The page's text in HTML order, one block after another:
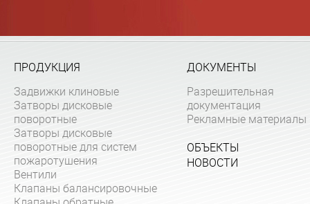
ПРОДУКЦИЯ
Задвижки клиновые
Затворы дисковые
поворотные
Затворы дисковые
поворотные для систем
пожаротушения
Вентили
Клапаны балансировочные
ДОКУМЕНТЫ
Разрешительная
документация
Рекламные материалы
ОБЪЕКТЫ
НОВОСТИ